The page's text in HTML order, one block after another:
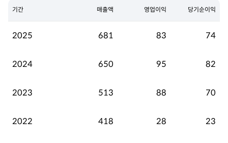
기간 매출액 영업이익 당기순이익
2025 681 83 74
2024 650 95 82
2023 513 88 70
2022 418 28 23